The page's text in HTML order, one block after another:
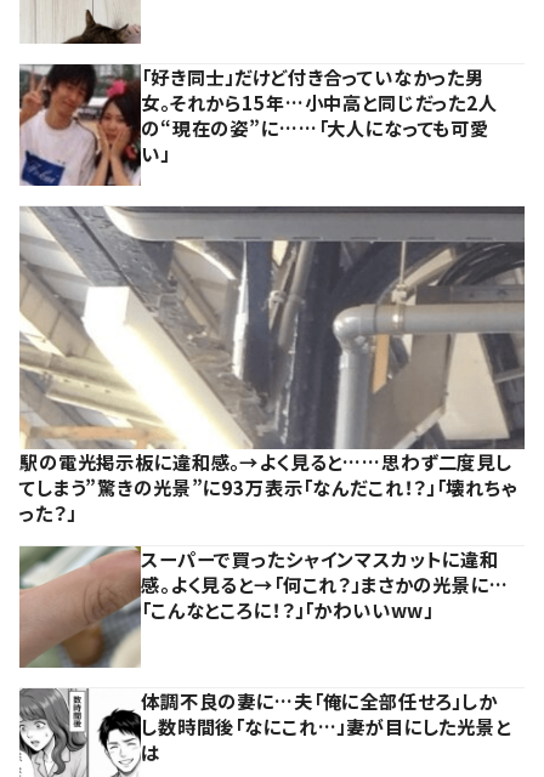
「好き同士」だけど付き合っていなかった男
女。それから15年…小中高と同じだった2人
の“現在の姿”に……「大人になっても可愛
い」
駅の電光掲示板に違和感。→よく見ると……思わず二度見し
てしまう”驚きの光景”に93万表示「なんだこれ！？」「壊れちゃ
った？」
スーパーで買ったシャインマスカットに違和
感。よく見ると→「何これ？」まさかの光景に…
「こんなところに！？」「かわいいww」
体調不良の妻に…夫「俺に全部任せろ」しか
し数時間後「なにこれ…」妻が目にした光景と
は